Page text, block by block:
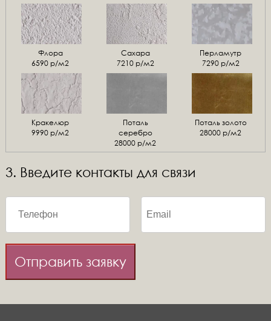
Флора
6590 р/м2
Сахара
7210 р/м2
Перламутр
7290 р/м2
Кракелюр
9990 р/м2
Поталь
серебро
28000 р/м2
Поталь золото
28000 р/м2
3. Введите контакты для связи
Отправить заявку